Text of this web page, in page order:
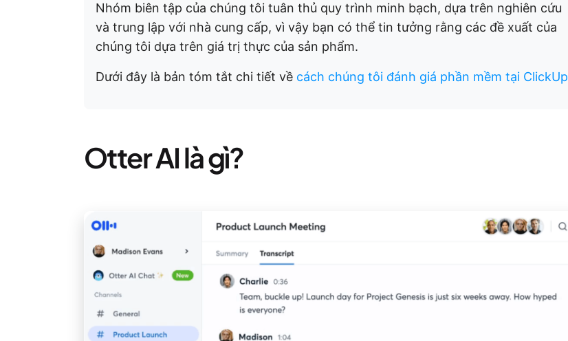
Nhóm biên tập của chúng tôi tuân thủ quy trình minh bạch, dựa trên nghiên cứu
và trung lập với nhà cung cấp, vì vậy bạn có thể tin tưởng rằng các đề xuất của
chúng tôi dựa trên giá trị thực của sản phẩm.
Dưới đây là bản tóm tắt chi tiết về cách chúng tôi đánh giá phần mềm tại ClickUp
Otter AI là gì?